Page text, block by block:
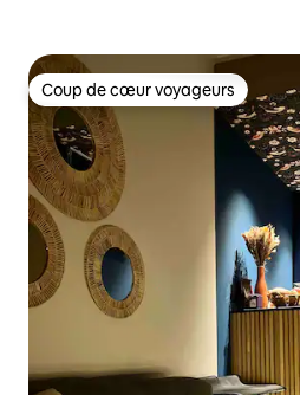
Coup de cœur voyageurs
Coup de cœur voyageurs